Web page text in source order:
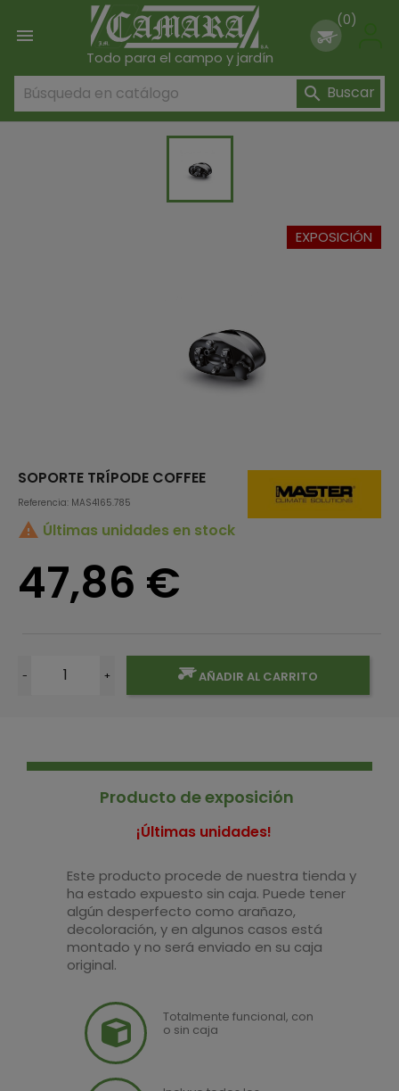

Todo para el campo y jardín
(0)
 Buscar
EXPOSICIÓN
SOPORTE TRÍPODE COFFEE
Referencia: MAS4165.785
 Últimas unidades en stock
47,86 €
- + AÑADIR AL CARRITO
Producto de exposición
¡Últimas unidades!
Este producto procede de nuestra tienda y
ha estado expuesto sin caja. Puede tener
algún desperfecto como arañazo,
decoloración, y en algunos casos está
montado y no será enviado en su caja
original.
Totalmente funcional, con
o sin caja